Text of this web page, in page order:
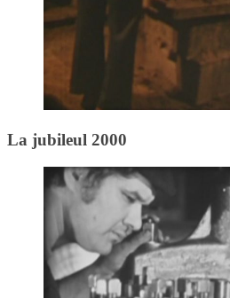
La jubileul 2000